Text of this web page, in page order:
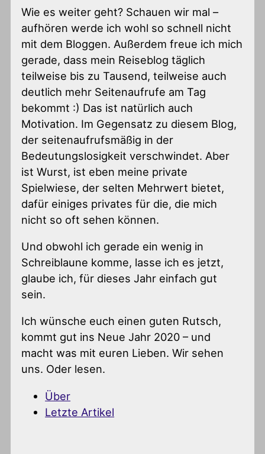
Wie es weiter geht? Schauen wir mal –
aufhören werde ich wohl so schnell nicht
mit dem Bloggen. Außerdem freue ich mich
gerade, dass mein Reiseblog täglich
teilweise bis zu Tausend, teilweise auch
deutlich mehr Seitenaufrufe am Tag
bekommt :) Das ist natürlich auch
Motivation. Im Gegensatz zu diesem Blog,
der seitenaufrufsmäßig in der
Bedeutungslosigkeit verschwindet. Aber
ist Wurst, ist eben meine private
Spielwiese, der selten Mehrwert bietet,
dafür einiges privates für die, die mich
nicht so oft sehen können.
Und obwohl ich gerade ein wenig in
Schreiblaune komme, lasse ich es jetzt,
glaube ich, für dieses Jahr einfach gut
sein.
Ich wünsche euch einen guten Rutsch,
kommt gut ins Neue Jahr 2020 – und
macht was mit euren Lieben. Wir sehen
uns. Oder lesen.
Über
Letzte Artikel